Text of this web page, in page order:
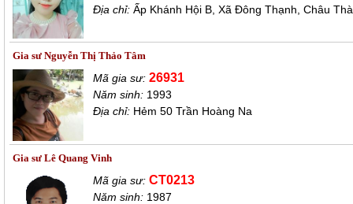
Địa chỉ: Ấp Khánh Hội B, Xã Đông Thạnh, Châu
Gia sư Nguyễn Thị Thảo Tâm
Mã gia sư: 26931
Năm sinh: 1993
Địa chỉ: Hẻm 50 Trần Hoàng Na
Gia sư Lê Quang Vinh
Mã gia sư: CT0213
Năm sinh: 1987